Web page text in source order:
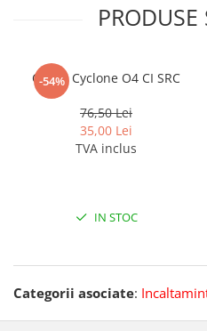
-54%
Cizme Cyclone O4 CI SRC
76,50 Lei
35,00 Lei
TVA inclus
IN STOC
Categorii asociate: